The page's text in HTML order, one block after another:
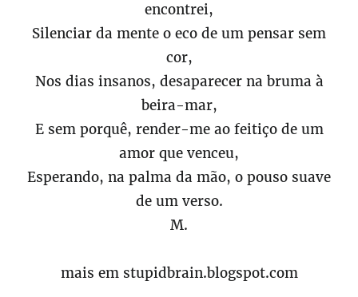
encontrei,
Silenciar da mente o eco de um pensar sem
cor,
Nos dias insanos, desaparecer na bruma à
beira-mar,
E sem porquê, render-me ao feitiço de um
amor que venceu,
Esperando, na palma da mão, o pouso suave
de um verso.
M.
mais em stupidbrain.blogspot.com